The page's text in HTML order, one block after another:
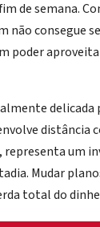
de semana.
não consegue
poder
delicada
distância
representa um
Mudar
total do